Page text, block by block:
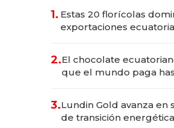
1. Estas 20 florícolas
exportaciones
2.El chocolate
que el mundo paga
3.Lundin Gold avanza en
de transición energética